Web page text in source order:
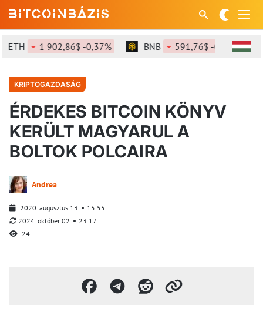
1 902,86$ -0,37% BNB 591,76$ -0,34%
KRIPTOGAZDASÁG
ÉRDEKES BITCOIN KÖNYV
KERÜLT MAGYARUL A
BOLTOK POLCAIRA
Andrea
2020. augusztus 13.
15:55
2024. október 02.
23:17
24